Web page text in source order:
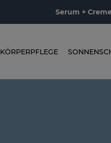
Serum +
KÖRPERPFLEGE